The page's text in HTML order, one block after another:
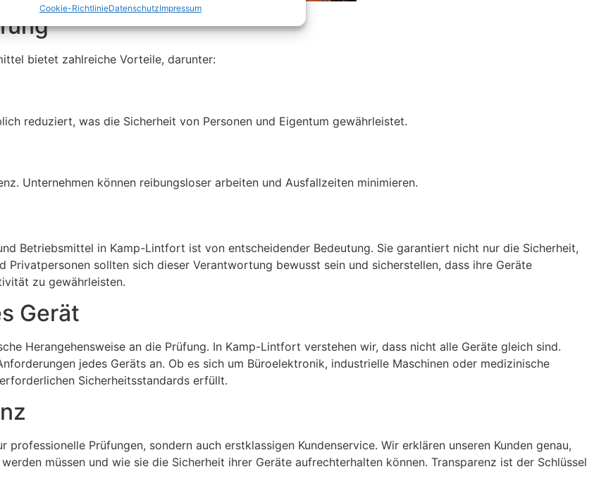
Cookie-RichtlinieDatenschutzImpressum
bietet zahlreiche Vorteile, darunter:
reduziert, was die Sicherheit von Personen und Eigentum gewährleistet.
Unternehmen können reibungsloser arbeiten und Ausfallzeiten minimieren.
Betriebsmittel in Kamp-Lintfort ist von entscheidender Bedeutung. Sie garantiert nicht nur die Sicherheit,
sollten sich dieser Verantwortung bewusst sein und sicherstellen, dass ihre Geräte
zu gewährleisten.
Gerät
Herangehensweise an die Prüfung. In Kamp-Lintfort verstehen wir, dass nicht alle Geräte gleich sind.
jedes Geräts an. Ob es sich um Büroelektronik, industrielle Maschinen oder medizinische
Sicherheitsstandards erfüllt.
Prüfungen, sondern auch erstklassigen Kundenservice. Wir erklären unseren Kunden genau,
müssen und wie sie die Sicherheit ihrer Geräte aufrechterhalten können. Transparenz ist der Schlüssel